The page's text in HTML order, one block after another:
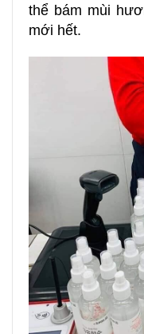
thể bám mùi
mới hết.